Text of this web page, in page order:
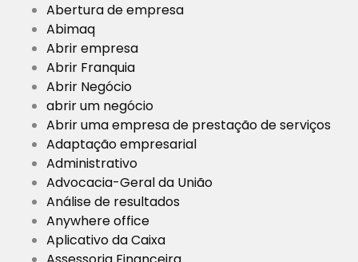
Abertura de empresa
Abimaq
Abrir empresa
Abrir Franquia
Abrir Negócio
abrir um negócio
Abrir uma empresa de prestação de serviços
Adaptação empresarial
Administrativo
Advocacia-Geral da União
Análise de resultados
Anywhere office
Aplicativo da Caixa